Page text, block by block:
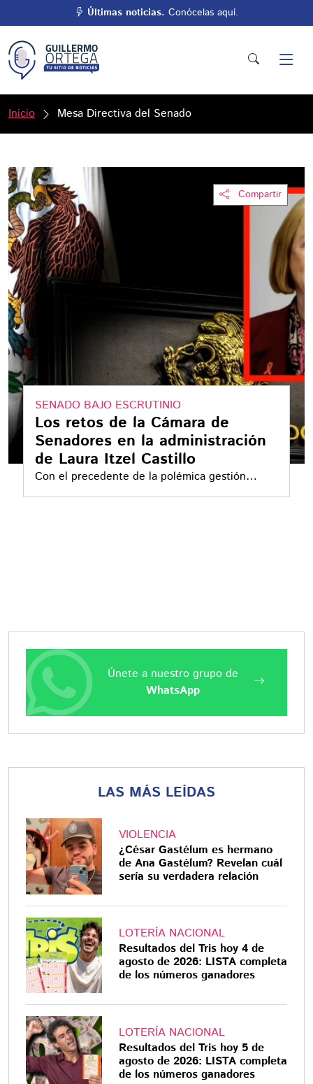
Últimas noticias. Conócelas aquí.
Inicio Mesa Directiva del Senado
Compartir
SENADO BAJO ESCRUTINIO
Los retos de la Cámara de
Senadores en la administración
de Laura Itzel Castillo
Con el precedente de la polémica gestión
pasada, Laura Itzel Castillo asume el Senado
Únete a nuestro grupo de
WhatsApp
LAS MÁS LEÍDAS
VIOLENCIA
¿César Gastélum es hermano
de Ana Gastélum? Revelan cuál
sería su verdadera relación
LOTERÍA NACIONAL
Resultados del Tris hoy 4 de
agosto de 2026: LISTA completa
de los números ganadores
LOTERÍA NACIONAL
Resultados del Tris hoy 5 de
agosto de 2026: LISTA completa
de los números ganadores